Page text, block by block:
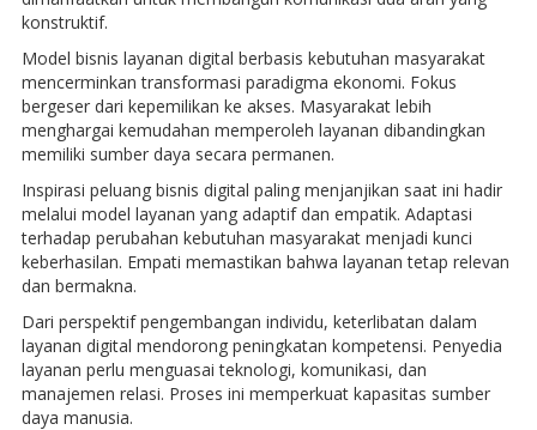
konstruktif.
Model bisnis layanan digital berbasis kebutuhan masyarakat
mencerminkan transformasi paradigma ekonomi. Fokus
bergeser dari kepemilikan ke akses. Masyarakat lebih
menghargai kemudahan memperoleh layanan dibandingkan
memiliki sumber daya secara permanen.
Inspirasi peluang bisnis digital paling menjanjikan saat ini hadir
melalui model layanan yang adaptif dan empatik. Adaptasi
terhadap perubahan kebutuhan masyarakat menjadi kunci
keberhasilan. Empati memastikan bahwa layanan tetap relevan
dan bermakna.
Dari perspektif pengembangan individu, keterlibatan dalam
layanan digital mendorong peningkatan kompetensi. Penyedia
layanan perlu menguasai teknologi, komunikasi, dan
manajemen relasi. Proses ini memperkuat kapasitas sumber
daya manusia.